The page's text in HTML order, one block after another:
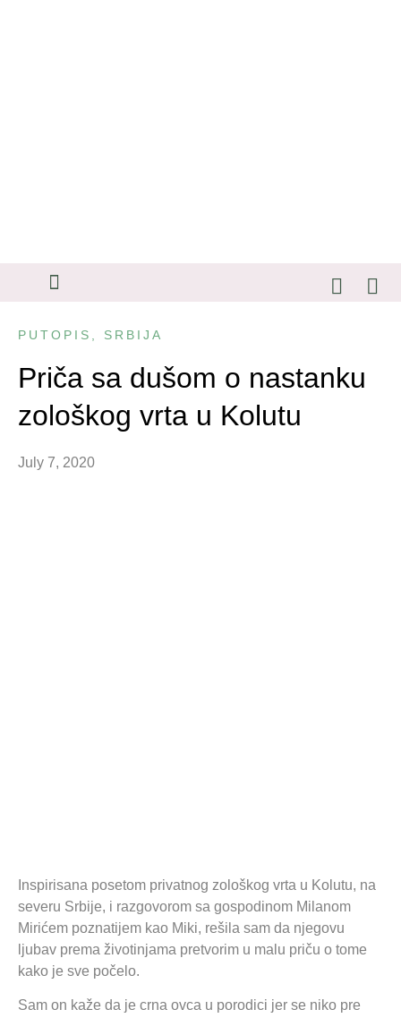
PUTOPIS SRBIJA
Priča sa dušom o nastanku
zološkog vrta u Kolutu
July 7, 2020
Inspirisana posetom privatnog zološkog vrta u Kolutu, na
severu Srbije, i razgovorom sa gospodinom Milanom
Mirićem poznatijem kao Miki, rešila sam da njegovu
ljubav prema životinjama pretvorim u malu priču o tome
kako je sve počelo.
Sam on kaže da je crna ovca u porodici jer se niko pre